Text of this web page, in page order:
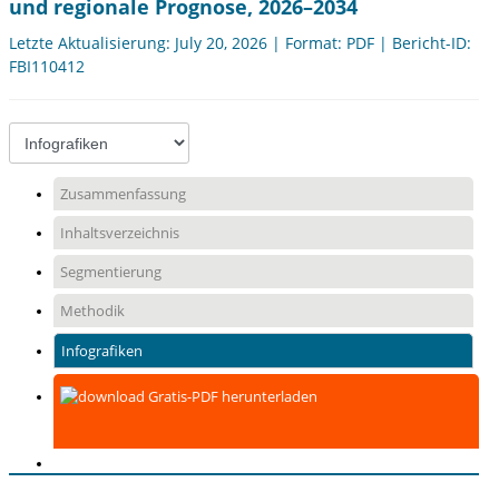
und regionale Prognose, 2026–2034
Letzte Aktualisierung: July 20, 2026 | Format: PDF | Bericht-ID:
FBI110412
Zusammenfassung
Inhaltsverzeichnis
Segmentierung
Methodik
Infografiken
Gratis-PDF herunterladen